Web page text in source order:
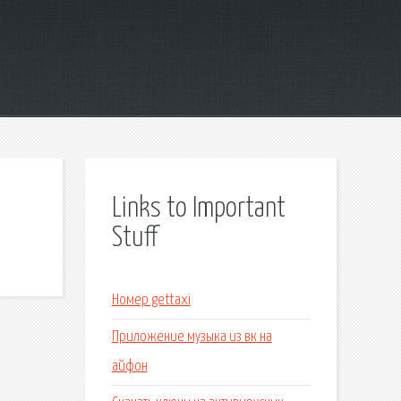
Links to Important
Stuff
Номер gettaxi
Приложение музыка из вк на
айфон